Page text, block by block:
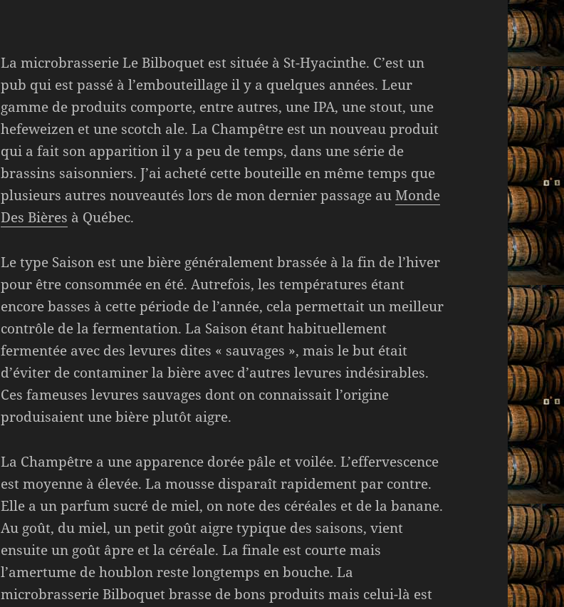
La microbrasserie Le Bilboquet est située à St-Hyacinthe. C’est un
pub qui est passé à l’embouteillage il y a quelques années. Leur
gamme de produits comporte, entre autres, une IPA, une stout, une
hefeweizen et une scotch ale. La Champêtre est un nouveau produit
qui a fait son apparition il y a peu de temps, dans une série de
brassins saisonniers. J’ai acheté cette bouteille en même temps que
plusieurs autres nouveautés lors de mon dernier passage auMonde
Des Bières à Québec.
Le type Saison est une bière généralement brassée à la fin de l’hiver
pour être consommée en été. Autrefois, les températures étant
encore basses à cette période de l’année, cela permettait un meilleur
contrôle de la fermentation. La Saison étant habituellement
fermentée avec des levures dites « sauvages », mais le but était
d’éviter de contaminer la bière avec d’autres levures indésirables.
Ces fameuses levures sauvages dont on connaissait l’origine
produisaient une bière plutôt aigre.
La Champêtre a une apparence dorée pâle et voilée. L’effervescence
est moyenne à élevée. La mousse disparaît rapidement par contre.
Elle a un parfum sucré de miel, on note des céréales et de la banane.
Au goût, du miel, un petit goût aigre typique des saisons, vient
ensuite un goût âpre et la céréale. La finale est courte mais
l’amertume de houblon reste longtemps en bouche. La
microbrasserie Bilboquet brasse de bons produits mais celui-là est